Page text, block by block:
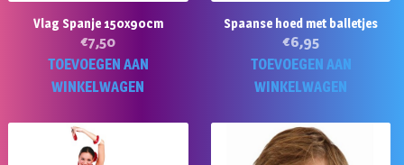
Vlag Spanje 150x90cm
€7,50
TOEVOEGEN AAN
WINKELWAGEN
Spaanse hoed met balletjes
€6,95
TOEVOEGEN AAN
WINKELWAGEN